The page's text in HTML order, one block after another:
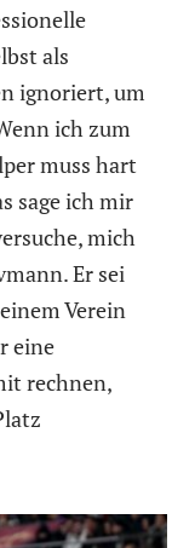
als
ignoriert, um
ich zum
muss hart
sage ich mir
mich
Er sei
Verein
eine
rechnen,